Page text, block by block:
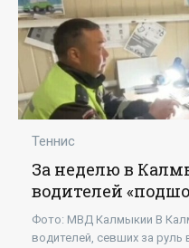
Теннис
За неделю в
водителей
Фото: МВД Калмыкии В
водителей, севших за руль